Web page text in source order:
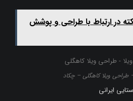
ویلا +5 نکته در ارتباط با طراحی و پوشش
طراحی ویلا کاهگلی – چکاد